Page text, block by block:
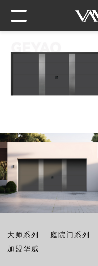
大师系列 庭院门系列
加盟华威